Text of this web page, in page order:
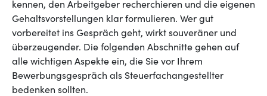
kennen, den Arbeitgeber recherchieren und die eigenen
Gehaltsvorstellungen klar formulieren. Wer gut
vorbereitet ins Gespräch geht, wirkt souveräner und
überzeugender. Die folgenden Abschnitte gehen auf
alle wichtigen Aspekte ein, die Sie vor Ihrem
Bewerbungsgespräch als Steuerfachangestellter
bedenken sollten.